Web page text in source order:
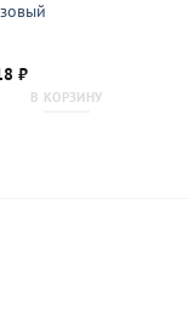
₽
В КОРЗИНУ